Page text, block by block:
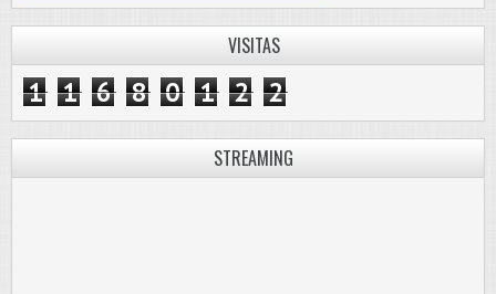
VISITAS
1 1 6 8 0 1 2 2
STREAMING